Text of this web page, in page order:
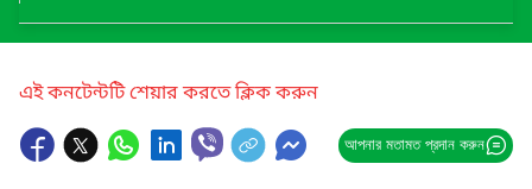
এই কনটেন্টটি শেয়ার করতে ক্লিক করুন
আপনার মতামত প্রদান করুন